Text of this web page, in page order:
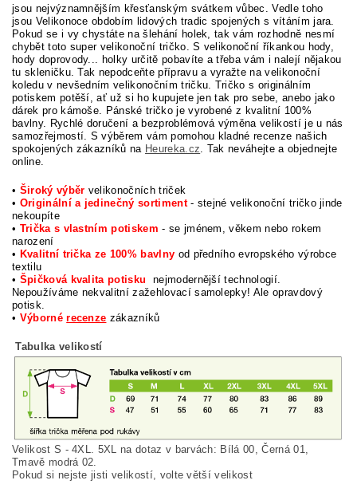
jsou nejvýznamnějším křesťanským svátkem vůbec.Vedle toho
jsou Velikonoce obdobím lidových tradic spojených s vítáním jara.
Pokud se i vy chystáte na šlehání holek, tak vám rozhodně nesmí
chybět toto super velikonoční tričko. S velikonoční říkankou hody,
hody doprovody... holky určitě pobavíte a třeba vám i nalejí nějakou
tu skleničku. Tak nepodceňte přípravu a vyražte na velikonoční
koledu v nevšedním velikonočním tričku. Tričko s originálním
potiskem potěší, ať už si ho kupujete jen tak pro sebe, anebo jako
dárek pro kámoše. Pánské tričko je vyrobené z kvalitní 100%
bavlny. Rychlé doručení a bezproblémová výměna velikostí je u nás
samozřejmostí. S výběrem vám pomohou kladné recenze našich
spokojených zákazníků na Heureka.cz. Tak neváhejte a objednejte
online.
• Široký výběr velikonočních triček
• Originální a jedinečný sortiment- stejné velikonoční tričko jinde
nekoupíte
• Trička s vlastním potiskem- se jménem, věkem nebo rokem
narození
• Kvalitní trička ze 100% bavlny od předního evropského výrobce
textilu
• Špičková kvalita potisku
nejmodernější technologií.
Nepoužíváme nekvalitní zažehlovací samolepky! Ale opravdový
potisk.
• Výbornérecenze zákazníků
Tabulka velikostí
Velikost S - 4XL. 5XL na dotaz v barvách: Bílá 00, Černá 01,
Tmavě modrá 02.
Pokud si nejste jisti velikostí, volte větší velikost